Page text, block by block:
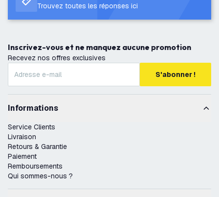
Trouvez toutes les réponses ici
Inscrivez-vous et ne manquez aucune promotion
Recevez nos offres exclusives
S'abonner !
Informations
Service Clients
Livraison
Retours & Garantie
Paiement
Remboursements
Qui sommes-nous ?